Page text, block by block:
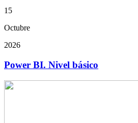
15
Octubre
2026
Power BI. Nivel básico